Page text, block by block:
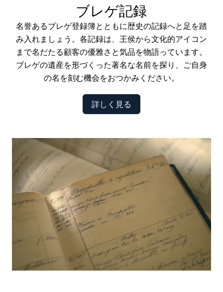
ブレゲ記録
名誉あるブレゲ登録簿とともに歴史の記録へと足を踏
み入れましょう。各記録は、王侯から文化的アイコン
まで名だたる顧客の優雅さと気品を物語っています。
ブレゲの遺産を形づくった著名な名前を探り、ご自身
の名を刻む機会をおつかみください。
詳しく見る